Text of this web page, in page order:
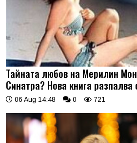
Тайната любов на Мерилин
Синатра? Нова книга разпалва
06 Aug 14:48 0 721